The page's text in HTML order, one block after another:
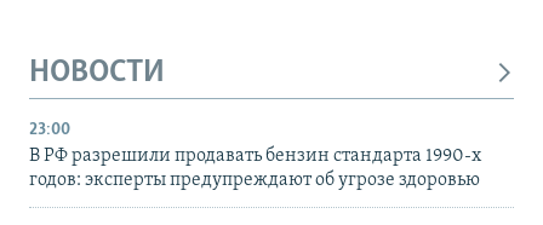
НОВОСТИ
23:00
В РФ разрешили продавать бензин стандарта 1990-х
годов: эксперты предупреждают об угрозе здоровью